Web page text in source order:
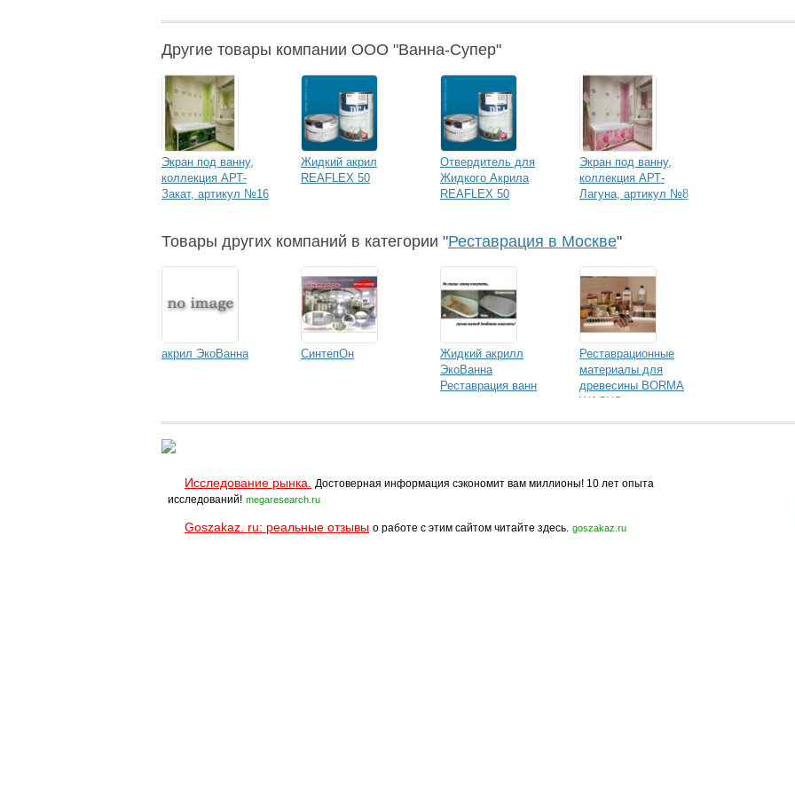
Другие товары компании ООО "Ванна-Супер"
Экран под ванну,
коллекция АРТ-
Закат, артикул №16
Жидкий акрил
REAFLEX 50
Отвердитель для
Жидкого Акрила
REAFLEX 50
Экран под ванну,
коллекция АРТ-
Лагуна, артикул №8
Товары других компаний в категории "Реставрация в Москве"
акрил ЭкоВанна СинтепОн
Жидкий акрилл
ЭкоВанна
Реставрация ванн
Реставрационные
материалы для
древесины BORMA
WACHS
Исследование рынка.
Достоверная информация сэкономит вам миллионы! 10 лет опыта
исследований! megaresearch.ru
Goszakaz. ru: реальные отзывы о работе с этим сайтом читайте здесь. goszakaz.ru